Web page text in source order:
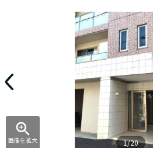
画像を拡大 1/20